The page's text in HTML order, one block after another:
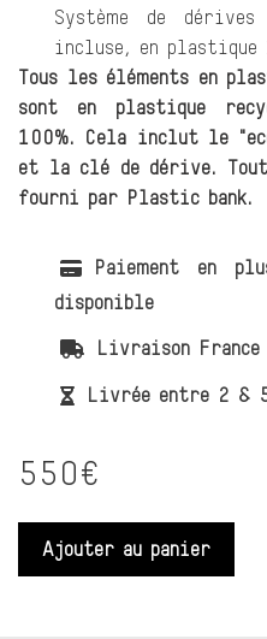
Système de
incluse, en plastique
Tous les éléments en
sont en plastique
100%. Cela inclut le
et la clé de dérive.
fourni par Plastic bank.
Paiement en
disponible
Livraison France
Livrée entre 2 &
550€
Ajouter au panier